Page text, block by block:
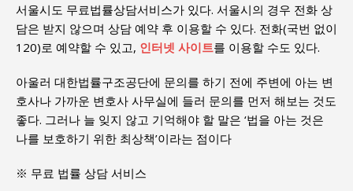
서울시도 무료법률상담서비스가 있다. 서울시의 경우 전화 상
담은 받지 않으며 상담 예약 후 이용할 수 있다. 전화(국번 없이
120)로 예약할 수 있고, 인터넷 사이트를 이용할 수도 있다.
아울러 대한법률구조공단에 문의를 하기 전에 주변에 아는 변
호사나 가까운 변호사 사무실에 들러 문의를 먼저 해보는 것도
좋다. 그러나 늘 잊지 않고 기억해야 할 말은 ‘법을 아는 것은
나를 보호하기 위한 최상책’이라는 점이다
※ 무료 법률 상담 서비스